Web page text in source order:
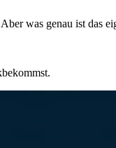
was genau ist das